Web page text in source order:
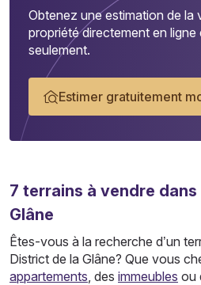
Obtenez une estimation de la
propriété directement en ligne
seulement.
Estimer gratuitement
7 terrains à vendre
Glâne
Êtes-vous à la recherche d’un
District de la Glâne? Que vous
appartements, des immeubles ou